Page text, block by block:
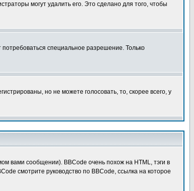
могут удалить его. Это сделано для того, чтобы
специальное разрешение. Только
но не можете голосовать, то, скорее всего, у
вами сообщении). BBCode очень похож на HTML, тэги в
смотрите руководство по BBCode, ссылка на которое